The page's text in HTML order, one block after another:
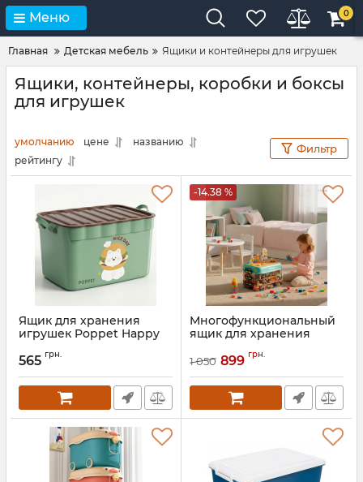
Меню 0
Главная Детская мебель Ящики и контейнеры для игрушек
Ящики, контейнеры, коробки и боксы
для игрушек
умолчанию цене
названию
рейтингу
Фильтр
Ящик для хранения
игрушек Poppet Happy
Артикул:
565 грн.
-14.38 %
Многофункциональный
ящик для хранения
Блокбокс
Артикул:PP-007-G-3
1 050 899 грн.